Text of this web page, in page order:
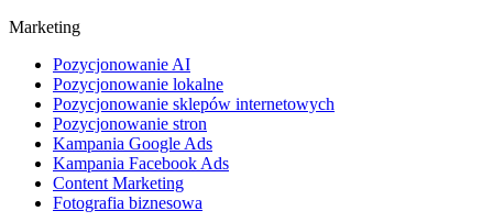
Marketing
Pozycjonowanie AI
Pozycjonowanie lokalne
Pozycjonowanie sklepów internetowych
Pozycjonowanie stron
Kampania Google Ads
Kampania Facebook Ads
Content Marketing
Fotografia biznesowa